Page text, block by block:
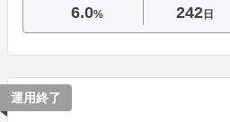
6.0% 242日
運用終了